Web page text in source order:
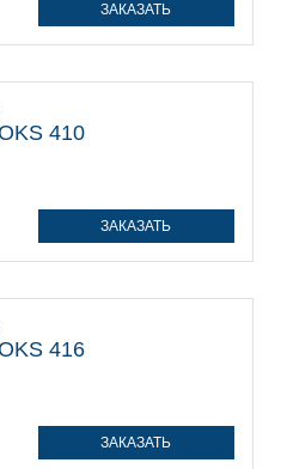
ЗАКАЗАТЬ
ЗАКАЗАТЬ
ЗАКАЗАТЬ